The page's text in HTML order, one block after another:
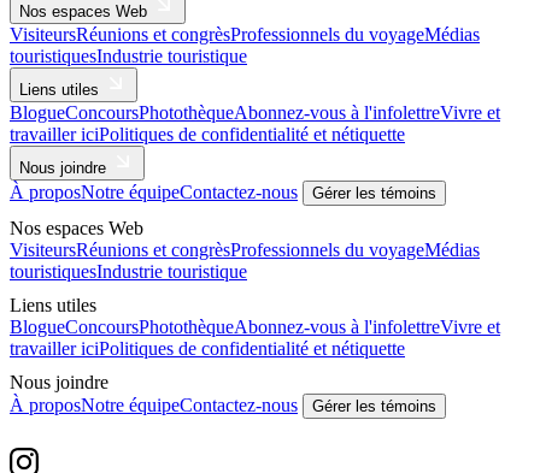
Nos espaces Web
VisiteursRéunions et congrèsProfessionnels du voyageMédias
touristiquesIndustrie touristique
Liens utiles
BlogueConcoursPhotothèqueAbonnez-vous à l'infolettreVivre et
travailler iciPolitiques de confidentialité et nétiquette
Nous joindre
À proposNotre équipeContactez-nous Gérer les témoins
Nos espaces Web
VisiteursRéunions et congrèsProfessionnels du voyageMédias
touristiquesIndustrie touristique
Liens utiles
BlogueConcoursPhotothèqueAbonnez-vous à l'infolettreVivre et
travailler iciPolitiques de confidentialité et nétiquette
Nous joindre
À proposNotre équipeContactez-nous Gérer les témoins